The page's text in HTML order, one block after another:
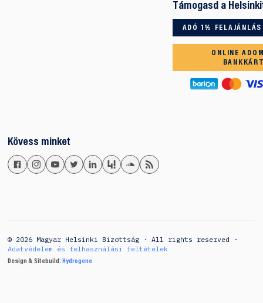
Támogasd a
ADÓ 1% FELAJÁNLÁS
ONLINE
Kövess minket
© 2026 Magyar Helsinki Bizottság · All rights reserved ·
Adatvédelem és felhasználási feltételek
Design & Sitebuild:Hydrogene